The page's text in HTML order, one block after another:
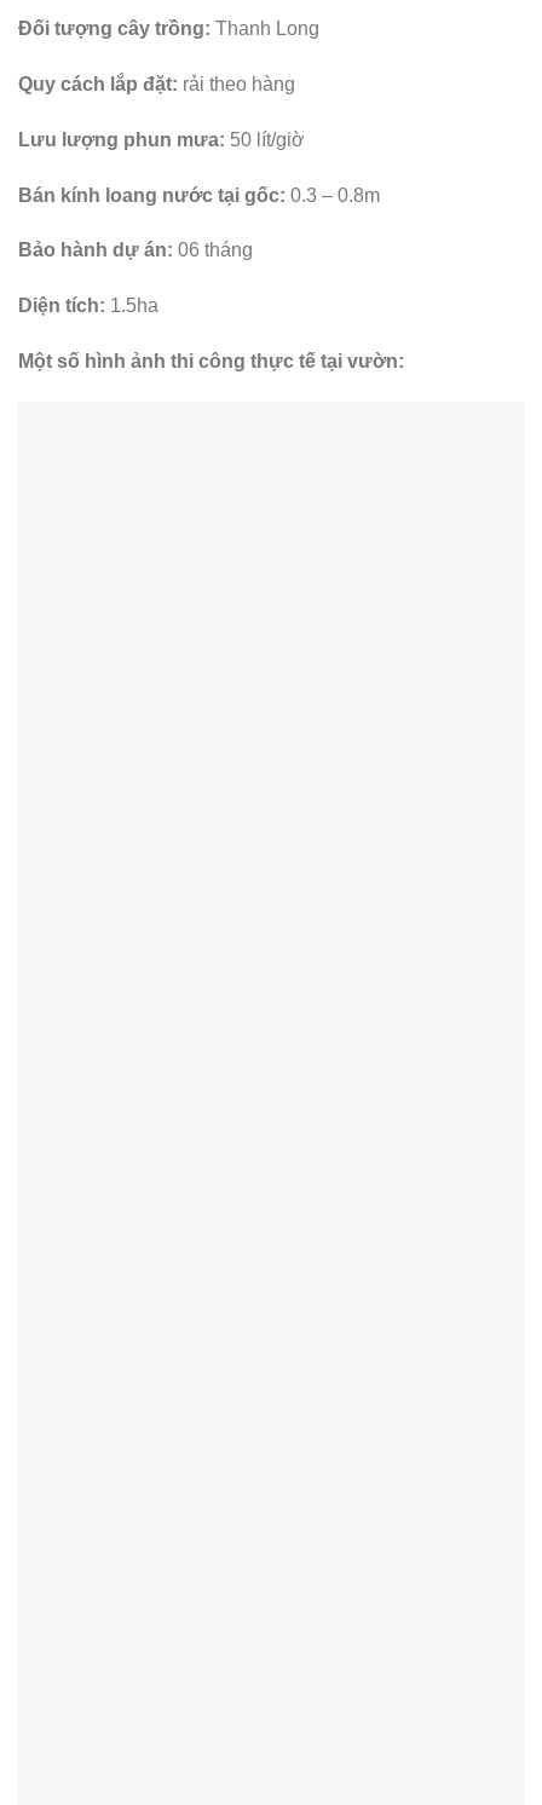
Đối tượng cây trồng: Thanh Long
Quy cách lắp đặt: rải theo hàng
Lưu lượng phun mưa: 50 lít/giờ
Bán kính loang nước tại gốc: 0.3 – 0.8m
Bảo hành dự án: 06 tháng
Diện tích: 1.5ha
Một số hình ảnh thi công thực tế tại vườn: